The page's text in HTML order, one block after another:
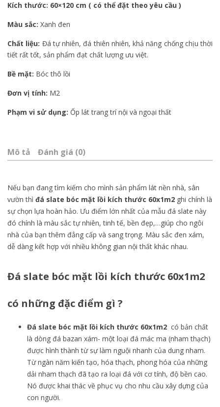
Kích thước: 60×120 cm ( có thể đặt theo yêu cầu )
Màu sắc: Xanh đen
Chất liệu: Đá tự nhiên, đá thiên nhiên, khả năng chống chịu thời
tiết rất tốt, sản phẩm đạt chất lượng ưu việt.
Bề mặt: Bóc thô lồi
Đơn vị tính: M2
Phạm vi sử dụng: Ốp lát trang trí nội và ngoại thất
Mô tả Đánh giá (0)
Nếu bạn đang tìm kiếm cho mình sản phẩm lát nền nhà, sân
vườn thì đá slate bóc mặt lồi kích thước 60x1m2 ghi chính là
sự chọn lựa hoàn hảo. Ưu điểm lớn nhất của mẫu đá slate này
đó chính là màu sắc tự nhiên, tinh tế, bền đẹp,…giúp cho ngôi
nhà của bạn thêm đẳng cấp và sang trọng. Màu sắc đen xám,
dễ dàng kết hợp với nhiều không gian nội thất khác nhau.
Đá slate bóc mặt lồi kích thước 60x1m2
có những đặc điểm gì ?
Đá slate bóc mặt lồi kích thước 60x1m2 có bản chất
là dòng đá bazan xám- một loại đá mác ma (nham thạch)
được hình thành từ sự làm nguội nhanh của dung nham.
Từ ngàn năm kiến tạo, hóa thạch, phong hóa của những
dải nham thạch đã tạo ra loại đá với cơ tính, độ bền cao.
Nó được khai thác về phục vụ cho nhu cầu xây dựng của
con người.